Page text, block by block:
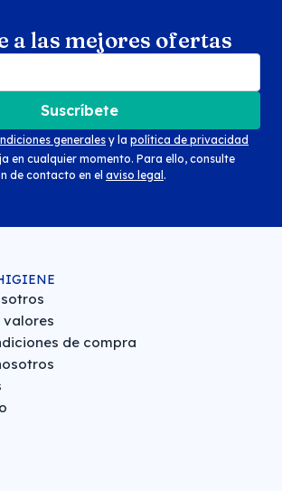
a las mejores ofertas
Suscríbete
generales y la política de privacidad
en cualquier momento. Para ello, consulte
de contacto en el aviso legal .
valores
de compra